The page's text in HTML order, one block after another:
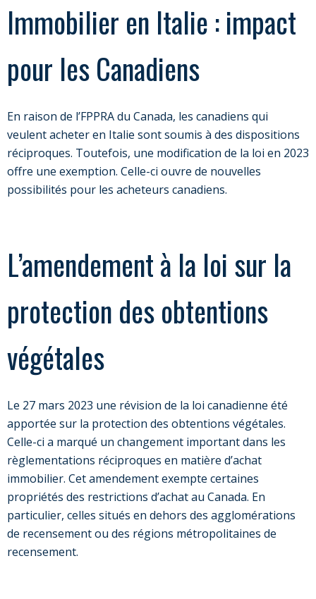
Immobilier en Italie : impact
pour les Canadiens
En raison de l’FPPRA du Canada, les canadiens qui
veulent acheter en Italie sont soumis à des dispositions
réciproques. Toutefois, une modification de la loi en 2023
offre une exemption. Celle-ci ouvre de nouvelles
possibilités pour les acheteurs canadiens.
L’amendement à la loi sur la
protection des obtentions
végétales
Le 27 mars 2023 une révision de la loi canadienne été
apportée sur la protection des obtentions végétales.
Celle-ci a marqué un changement important dans les
règlementations réciproques en matière d’achat
immobilier. Cet amendement exempte certaines
propriétés des restrictions d’achat au Canada. En
particulier, celles situés en dehors des agglomérations
de recensement ou des régions métropolitaines de
recensement.